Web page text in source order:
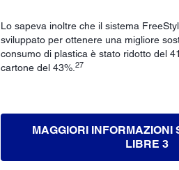
Lo sapeva inoltre che il sistema
sviluppato per ottenere una migliore
consumo di plastica è stato ridotto del
cartone del 43%. 27
MAGGIORI INFORMAZIONI
LIBRE 3